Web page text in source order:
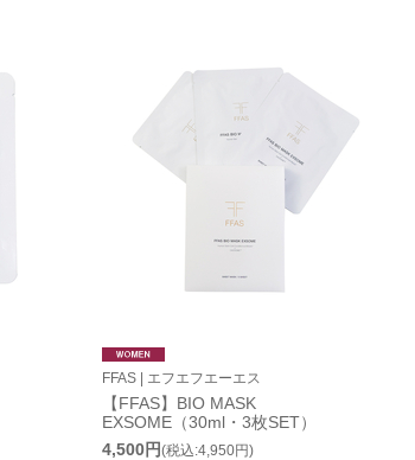
FFAS | エフエフエーエス
【FFAS】BIO MASK
EXSOME（30ml・3枚SET）
4,500円(税込:4,950円)